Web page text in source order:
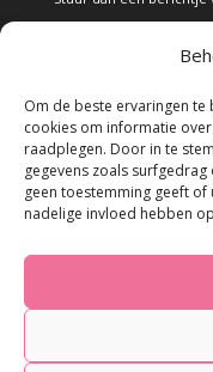
Om de beste ervaringen
cookies om informatie
raadplegen. Door in te
gegevens zoals
geen toestemming geeft
nadelige invloed hebben
Alle teksten en foto's op
Teksten en foto's van
uitdrukkelijk worden